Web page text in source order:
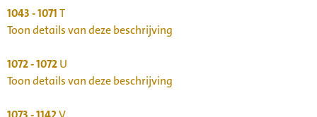
1043 - 1071T
Toon details van deze beschrijving
1072 - 1072U
Toon details van deze beschrijving